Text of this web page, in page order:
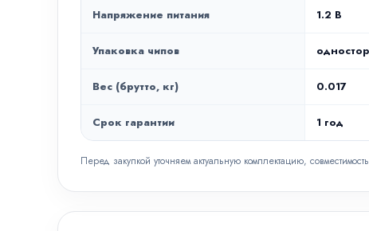
Напряжение питания 1.2 В
Упаковка чипов
Вес (брутто, кг) 0.017
Срок гарантии 1 год
Перед закупкой уточняем актуальную комплектацию,